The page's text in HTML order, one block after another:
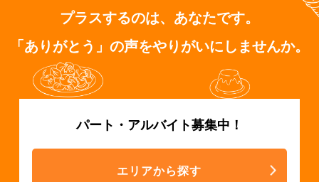
プラスするのは、あなたです。
「ありがとう」の声をやりがいにしませんか。
パート・アルバイト募集中！
エリアから探す